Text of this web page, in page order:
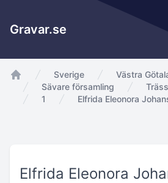
Gravar.se
app.Start
Sverige
Västra
Sävare församling
1
Elfrida Eleonora
Elfrida Eleonora